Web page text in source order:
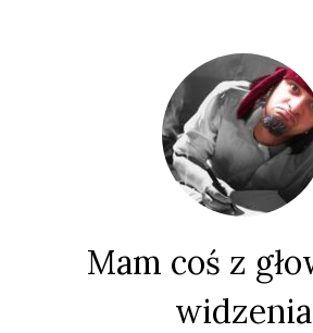
Mam coś z
widzenia